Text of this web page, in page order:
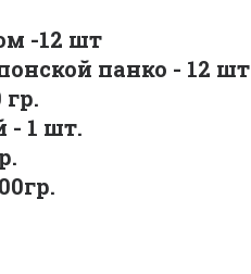
-12 шт
панко - 12 шт
- 1 шт.